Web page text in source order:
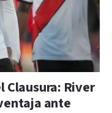
Clausura: River
ante